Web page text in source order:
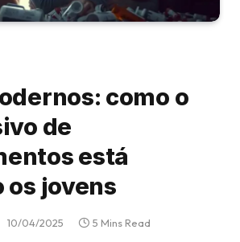
como o
de
está
jovens
10/04/2025 5 Mins Read